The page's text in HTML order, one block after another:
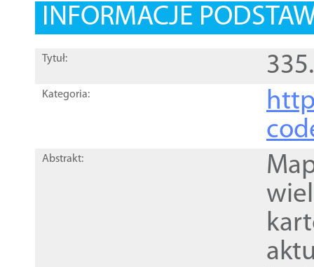
INFORMACJE
Tytuł:
Kategoria:
Abstrakt: